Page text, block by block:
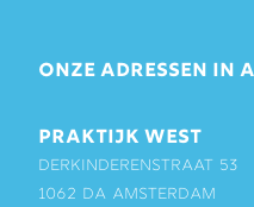
ONZE ADRESSEN IN
PRAKTIJK WEST
Derkinderenstraat 53
1062 DA Amsterdam